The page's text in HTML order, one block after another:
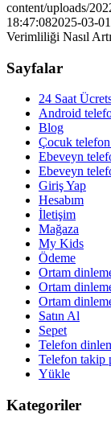
content/uploads/
18:47:082025-03-
Verimliliği Nasıl
Sayfalar
24 Saat
Android
Blog
Çocuk
Ebeveyn
Ebeveyn
Giriş Yap
Hesabım
İletişim
Mağaza
My Kids
Ödeme
Ortam
Ortam
Ortam
Satın Al
Sepet
Telefon
Telefon takip
Yükle
Kategoriler